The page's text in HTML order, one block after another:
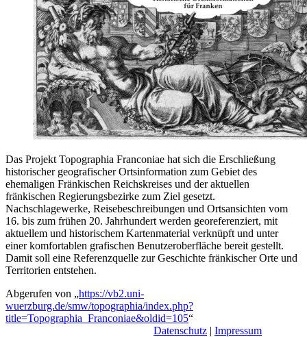
Das Projekt Topographia Franconiae hat sich die Erschließung
historischer geografischer Ortsinformation zum Gebiet des
ehemaligen Fränkischen Reichskreises und der aktuellen
fränkischen Regierungsbezirke zum Ziel gesetzt.
Nachschlagewerke, Reisebeschreibungen und Ortsansichten vom
16. bis zum frühen 20. Jahrhundert werden georeferenziert, mit
aktuellem und historischem Kartenmaterial verknüpft und unter
einer komfortablen grafischen Benutzeroberfläche bereit gestellt.
Damit soll eine Referenzquelle zur Geschichte fränkischer Orte und
Territorien entstehen.
Abgerufen von „https://vb2.uni-
wuerzburg.de/smw/topographia/index.php?
title=Topographia_Franconiae&oldid=105“
Datenschutz | Impressum